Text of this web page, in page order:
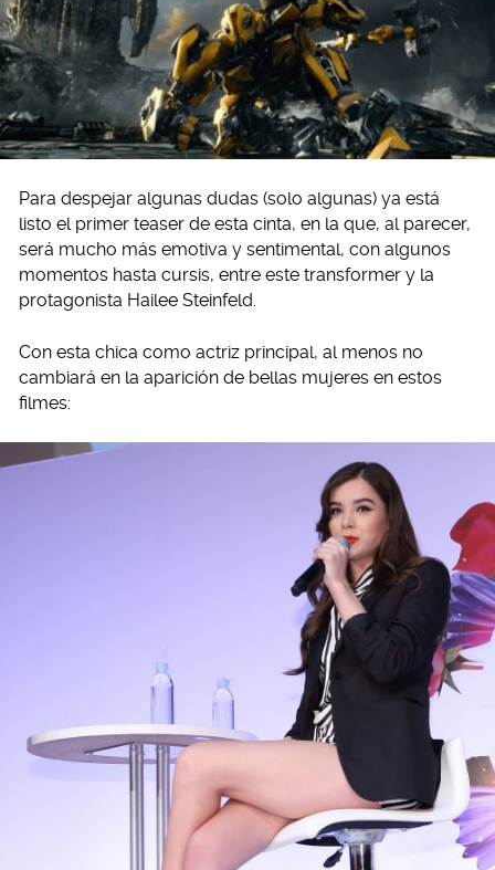
Para despejar algunas dudas (solo algunas) ya está
listo el primer teaser de esta cinta, en la que, al parecer,
será mucho más emotiva y sentimental, con algunos
momentos hasta cursis, entre este transformer y la
protagonista Hailee Steinfeld.
Con esta chica como actriz principal, al menos no
cambiará en la aparición de bellas mujeres en estos
filmes: